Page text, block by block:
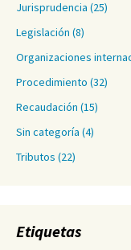
Jurisprudencia (25)
Legislación (8)
Organizaciones
Procedimiento (32)
Recaudación (15)
Sin categoría (4)
Tributos (22)
Etiquetas